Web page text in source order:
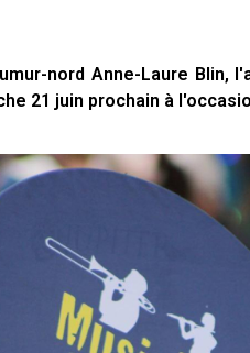
nord Anne-Laure Blin,
21 juin prochain à